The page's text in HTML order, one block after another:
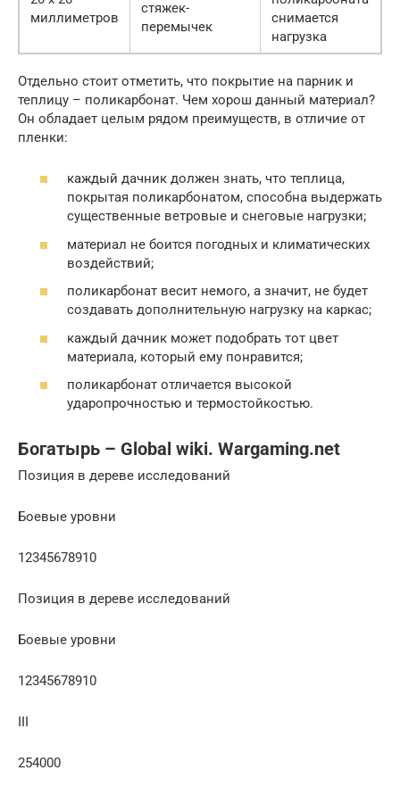
миллиметров
стяжек-
перемычек
снимается
нагрузка
Отдельно стоит отметить, что покрытие на парник и
теплицу – поликарбонат. Чем хорош данный материал?
Он обладает целым рядом преимуществ, в отличие от
пленки:
каждый дачник должен знать, что теплица,
покрытая поликарбонатом, способна выдержать
существенные ветровые и снеговые нагрузки;
материал не боится погодных и климатических
воздействий;
поликарбонат весит немого, а значит, не будет
создавать дополнительную нагрузку на каркас;
каждый дачник может подобрать тот цвет
материала, который ему понравится;
поликарбонат отличается высокой
ударопрочностью и термостойкостью.
Богатырь – Global wiki. Wargaming.net
Позиция в дереве исследований
Боевые уровни
12345678910
Позиция в дереве исследований
Боевые уровни
12345678910
III
254000